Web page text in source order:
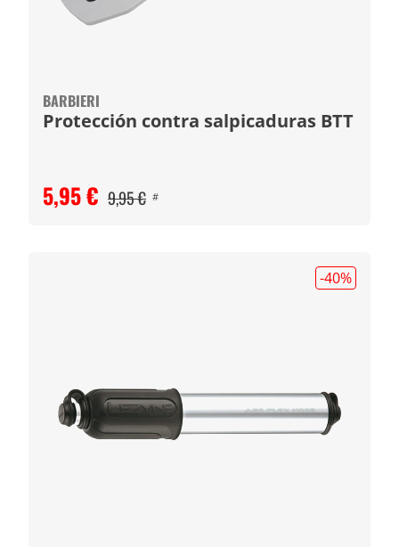
BARBIERI
Protección contra salpicaduras BTT
5,95 € 9,95 € #
-40%